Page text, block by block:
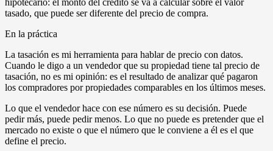
hipotecario: el monto del crédito se va a calcular sobre el valor
tasado, que puede ser diferente del precio de compra.
En la práctica
La tasación es mi herramienta para hablar de precio con datos.
Cuando le digo a un vendedor que su propiedad tiene tal precio de
tasación, no es mi opinión: es el resultado de analizar qué pagaron
los compradores por propiedades comparables en los últimos meses.
Lo que el vendedor hace con ese número es su decisión. Puede
pedir más, puede pedir menos. Lo que no puede es pretender que el
mercado no existe o que el número que le conviene a él es el que
define el precio.